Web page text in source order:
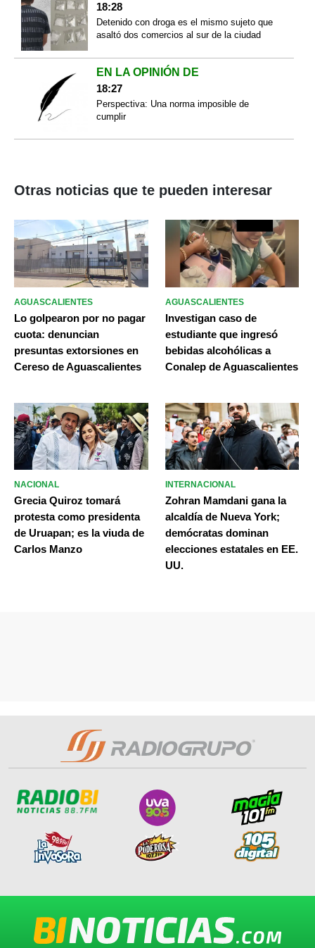
18:28
Detenido con droga es el mismo sujeto que
asaltó dos comercios al sur de la ciudad
EN LA OPINIÓN DE
18:27
Perspectiva: Una norma imposible de
cumplir
Otras noticias que te pueden interesar
AGUASCALIENTES
Lo golpearon por no pagar
cuota: denuncian
presuntas extorsiones en
Cereso de Aguascalientes
AGUASCALIENTES
Investigan caso de
estudiante que ingresó
bebidas alcohólicas a
Conalep de Aguascalientes
NACIONAL
Grecia Quiroz tomará
protesta como presidenta
de Uruapan; es la viuda de
Carlos Manzo
INTERNACIONAL
Zohran Mamdani gana la
alcaldía de Nueva York;
demócratas dominan
elecciones estatales en EE.
UU.